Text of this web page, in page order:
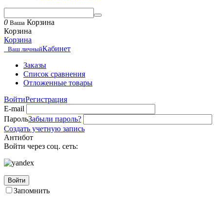
0 Ваша Корзина
Корзина
Корзина
Ваш личныйКабинет
Заказы
Список сравнения
Отложенные товары
ВойтиРегистрация
E-mail
ПарольЗабыли пароль?
Создать учетную запись
Антибот
Войти через соц. сеть:
Войти
Запомнить